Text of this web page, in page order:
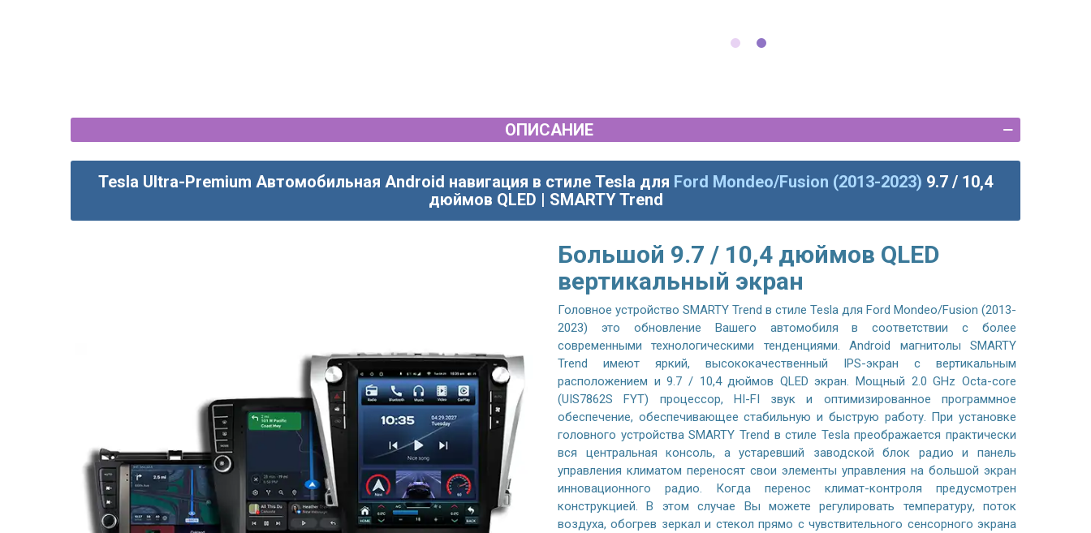
ОПИСАНИЕ
Tesla Ultra-Premium Автомобильная Android навигация в стиле Tesla для Ford Mondeo/Fusion (2013-2023) 9.7 / 10,4
дюймов QLED | SMARTY Trend
Большой 9.7 / 10,4 дюймов QLED
вертикальный экран
Головное устройство SMARTY Trend в стиле Tesla для Ford Mondeo/Fusion (2013-
2023) это обновление Вашего автомобиля в соответствии с более
современными технологическими тенденциями. Android магнитолы SMARTY
Trend имеют яркий, высококачественный IPS-экран с вертикальным
расположением и 9.7 / 10,4 дюймов QLED экран. Мощный 2.0 GHz Octa-core
(UIS7862S FYT) процессор, HI-FI звук и оптимизированное программное
обеспечение, обеспечивающее стабильную и быструю работу. При установке
головного устройства SMARTY Trend в стиле Tesla преображается практически
вся центральная консоль, а устаревший заводской блок радио и панель
управления климатом переносят свои элементы управления на большой экран
инновационного радио. Когда перенос климат-контроля предусмотрен
конструкцией. В этом случае Вы можете регулировать температуру, поток
воздуха, обогрев зеркал и стекол прямо с чувствительного сенсорного экрана